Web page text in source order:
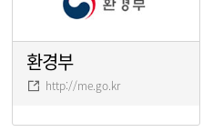
환경부
http://me.go.kr